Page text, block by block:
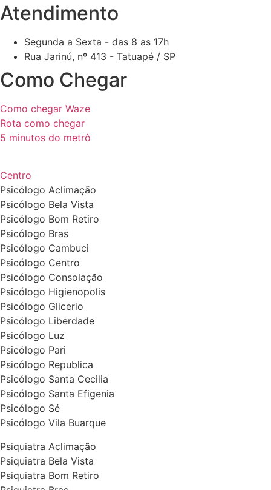
Atendimento
Segunda a Sexta - das 8 as 17h
Rua Jarinú, nº 413 - Tatuapé / SP
Como Chegar
Como chegar Waze
Rota como chegar
5 minutos do metrô
Centro
Psicólogo Aclimação
Psicólogo Bela Vista
Psicólogo Bom Retiro
Psicólogo Bras
Psicólogo Cambuci
Psicólogo Centro
Psicólogo Consolação
Psicólogo Higienopolis
Psicólogo Glicerio
Psicólogo Liberdade
Psicólogo Luz
Psicólogo Pari
Psicólogo Republica
Psicólogo Santa Cecilia
Psicólogo Santa Efigenia
Psicólogo Sé
Psicólogo Vila Buarque
Psiquiatra Aclimação
Psiquiatra Bela Vista
Psiquiatra Bom Retiro